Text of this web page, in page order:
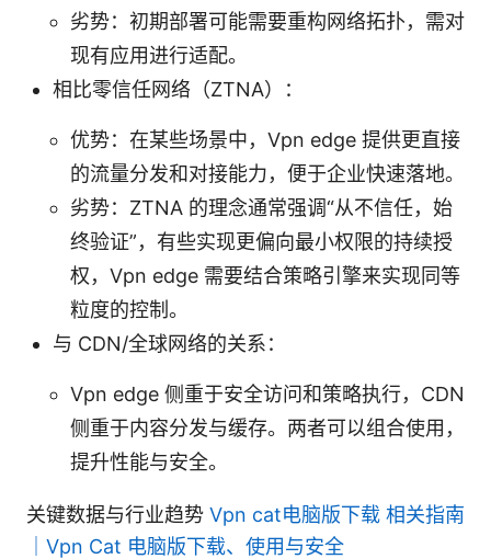
劣势：初期部署可能需要重构网络拓扑，需对
现有应用进行适配。
相比零信任网络（ZTNA）：
优势：在某些场景中，Vpn edge 提供更直接
的流量分发和对接能力，便于企业快速落地。
劣势：ZTNA 的理念通常强调“从不信任，始
终验证”，有些实现更偏向最小权限的持续授
权，Vpn edge 需要结合策略引擎来实现同等
粒度的控制。
与 CDN/全球网络的关系：
Vpn edge 侧重于安全访问和策略执行，CDN
侧重于内容分发与缓存。两者可以组合使用，
提升性能与安全。
关键数据与行业趋势 Vpn cat电脑版下载 相关指南
｜Vpn Cat 电脑版下载、使用与安全